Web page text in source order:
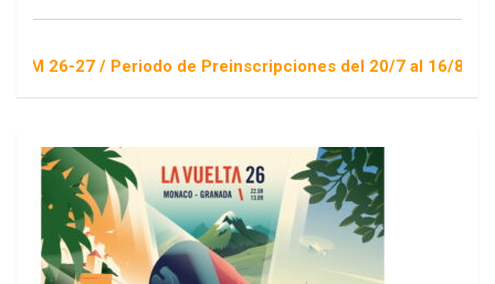
/ Periodo de Preinscripciones del 20/7 al 16/8 / Sorteo 1